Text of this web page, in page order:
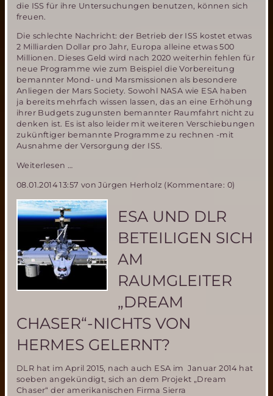
die ISS für ihre Untersuchungen benutzen, können sich
freuen.
Die schlechte Nachricht: der Betrieb der ISS kostet etwas
2 Milliarden Dollar pro Jahr, Europa alleine etwas 500
Millionen. Dieses Geld wird nach 2020 weiterhin fehlen für
neue Programme wie zum Beispiel die Vorbereitung
bemannter Mond- und Marsmissionen als besondere
Anliegen der Mars Society. Sowohl NASA wie ESA haben
ja bereits mehrfach wissen lassen, das an eine Erhöhung
ihrer Budgets zugunsten bemannter Raumfahrt nicht zu
denken ist. Es ist also leider mit weiteren Verschiebungen
zukünftiger bemannte Programme zu rechnen -mit
Ausnahme der Versorgung der ISS.
Weiterlesen …
ISS
Betriebs
bis
2024-
eine
gute
oder
schlechte
08.01.2014 13:57 von Jürgen Herholz (Kommentare: 0)
ESA UND DLR
BETEILIGEN SICH
AM
RAUMGLEITER
„DREAM
CHASER“-NICHTS VON
HERMES GELERNT?
DLR hat im April 2015, nach auch ESA im Januar 2014 hat
soeben angekündigt, sich an dem Projekt „Dream
Chaser“ der amerikanischen Firma Sierra